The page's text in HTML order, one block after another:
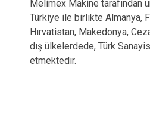
Melimex Makine tarafından
Türkiye ile birlikte Almanya,
Hırvatistan, Makedonya,
dış ülkelerdede, Türk
etmektedir.